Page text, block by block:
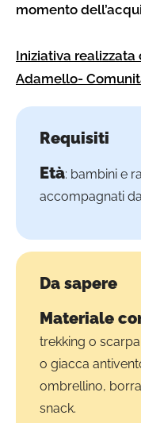
momento
Iniziativa
Adamello-
Requisiti
Età: bambini e
accompagnati
Da sapere
Materiale
trekking o
o giacca
ombrellino,
snack.